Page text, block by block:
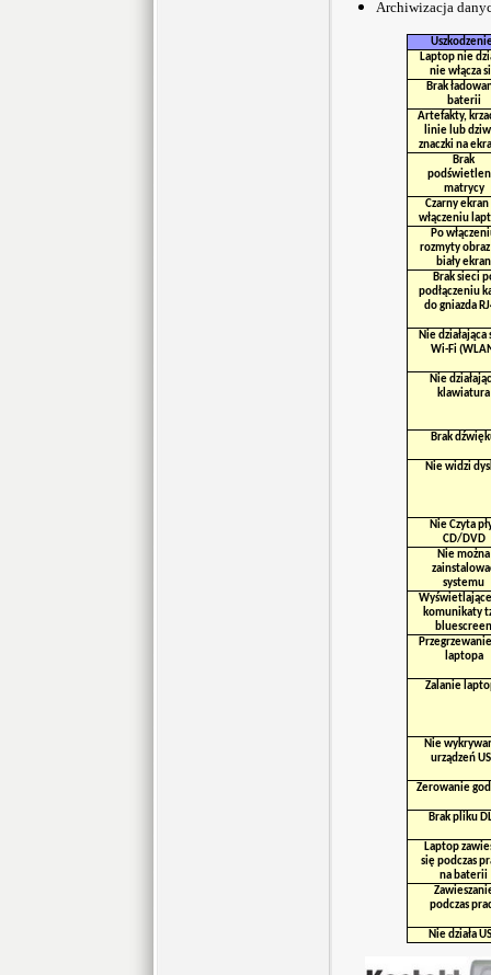
Archiwizacja
Laptop nie
nie włącza
Brak
baterii
Artefakty,
linie lub
znaczki na
Brak
matrycy
Czarny ekran
włączeniu
Po
rozmyty
biały ekran
Brak sieci
podłączeniu
do gniazda
Nie działająca
Wi-Fi
Nie
klawiatura
Brak
Nie widzi
Nie Czyta
CD/DVD
Nie można
systemu
komunikaty
bluescreen
laptopa
Zalanie
Nie
urządzeń
Zerowanie
Brak pliku
Laptop
się podczas
na baterii
podczas
Nie działa